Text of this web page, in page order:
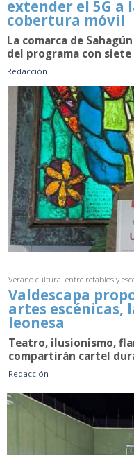
extender el 5G a
cobertura móvil
La comarca de
del programa con
Redacción
Verano cultural entre retablos y
Valdescapa
artes escénicas,
leonesa
Teatro, ilusionismo,
compartirán cartel
Redacción